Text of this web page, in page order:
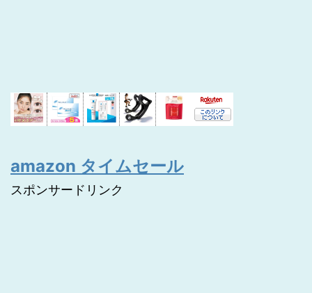
amazon タイムセール
スポンサードリンク